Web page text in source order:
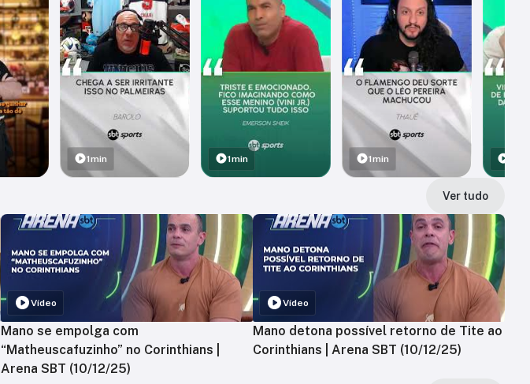
1min 1min 1min
Ver tudo
Vídeo
Mano se empolga com
“Matheuscafuzinho” no Corinthians |
Arena SBT (10/12/25)
Vídeo
Mano detona possível retorno de Tite ao
Corinthians | Arena SBT (10/12/25)